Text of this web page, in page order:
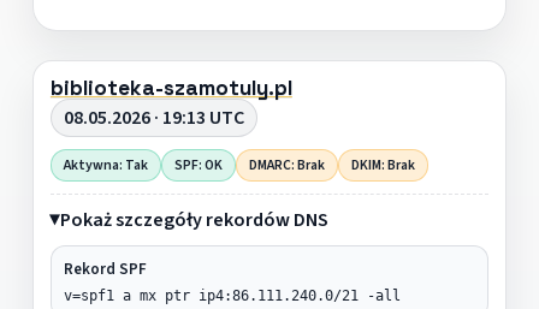
biblioteka-szamotuly.pl
08.05.2026 · 19:13 UTC
Aktywna: Tak SPF: OK DMARC: Brak DKIM: Brak
Pokaż szczegóły rekordów DNS
Rekord SPF
v=spf1 a mx ptr ip4:86.111.240.0/21 -all